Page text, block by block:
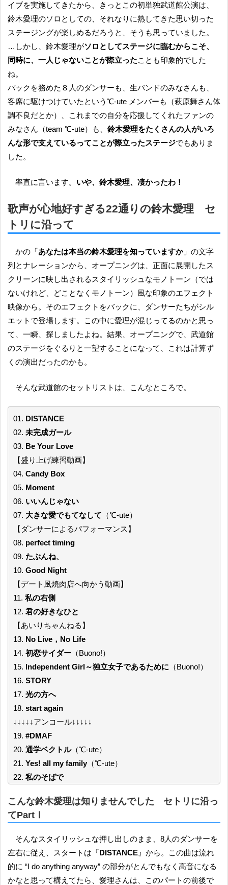
イブを実施してきたから、きっとこの初単独武道館公演は、
鈴木愛理のソロとしての、それなりに熟してきた思い切った
ステージングが楽しめるだろうと、そうも思っていました。
…しかし、鈴木愛理がソロとしてステージに臨むからこそ、
同時に、一人じゃないことが際立ったことも印象的でした
ね。
バックを務めた８人のダンサーも、生バンドのみなさんも、
客席に駆けつけていたという℃-ute メンバーも（萩原舞さん体
調不良だとか）、これまでの自分を応援してくれたファンの
みなさん（team ℃-ute）も、 鈴木愛理をたくさんの人がいろ
んな形で支えているってことが際立ったステージでもありま
した。
率直に言います。 いや、鈴木愛理、凄かったわ！
歌声が心地好すぎる22通りの鈴木愛理 セ
トリに沿って
かの「あなたは本当の鈴木愛理を知っていますか」の文字
列とナレーションから、オープニングは、正面に展開したス
クリーンに映し出されるスタイリッシュなモノトーン（では
ないけれど、どことなくモノトーン）風な印象のエフェクト
映像から。そのエフェクトをバックに、ダンサーたちがシル
エットで登場します。この中に愛理が混じってるのかと思っ
て、一瞬、探しましたよね。結果、オープニングで、武道館
のステージをぐるりと一望することになって、これは計算ず
くの演出だったのかも。
そんな武道館のセットリストは、こんなところで。
01. DISTANCE
02. 未完成ガール
03. Be Your Love
【盛り上げ練習動画】
04. Candy Box
05. Moment
06. いいんじゃない
07. 大きな愛でもてなして （℃-ute）
【ダンサーによるパフォーマンス】
08. perfect timing
09. たぶんね、
10. Good Night
【デート風焼肉店へ向かう動画】
11. 私の右側
12. 君の好きなひと
【あいりちゃんねる】
13. No Live，No Life
14. 初恋サイダー （Buono!）
15. Independent Girl～独立女子であるために （Buono!）
16. STORY
17. 光の方へ
18. start again
↓↓↓↓↓アンコール↓↓↓↓↓
19. #DMAF
20. 通学ベクトル（℃-ute）
21. Yes! all my family （℃-ute）
22. 私のそばで
こんな鈴木愛理は知りませんでした セトリに沿っ
てPartⅠ
そんなスタイリッシュな押し出しのまま、8人のダンサーを
左右に従え、スタートは『DISTANCE』から。この曲は流れ
的に “I do anything anyway” の部分がとんでもなく高音になる
かなと思って構えてたら、愛理さんは、このパートの前後で